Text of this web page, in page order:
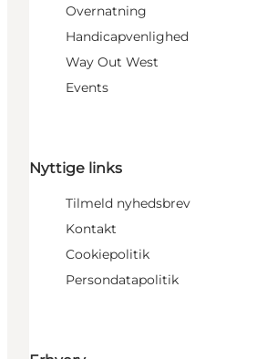
Overnatning
Handicapvenlighed
Way Out West
Events
Nyttige links
Tilmeld nyhedsbrev
Kontakt
Cookiepolitik
Persondatapolitik